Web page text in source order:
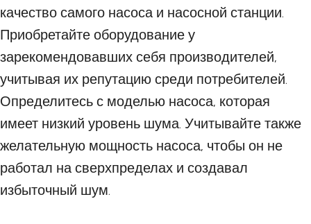
качество самого насоса и насосной станции.
Приобретайте оборудование у
зарекомендовавших себя производителей,
учитывая их репутацию среди потребителей.
Определитесь с моделью насоса, которая
имеет низкий уровень шума. Учитывайте также
желательную мощность насоса, чтобы он не
работал на сверхпределах и создавал
избыточный шум.